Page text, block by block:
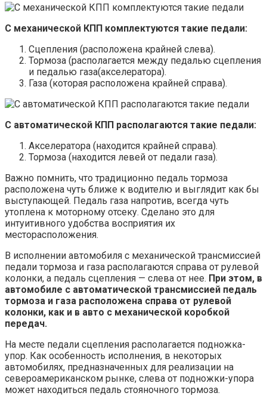
С механической КПП комплектуются такие педали:
Сцепления (расположена крайней слева).
Тормоза (располагается между педалью сцепления
и педалью газа(акселератора).
Газа (которая расположена крайней справа).
С автоматической КПП располагаются такие педали:
Акселератора (находится крайней справа).
Тормоза (находится левей от педали газа).
Важно помнить, что традиционно педаль тормоза
расположена чуть ближе к водителю и выглядит как бы
выступающей. Педаль газа напротив, всегда чуть
утоплена к моторному отсеку. Сделано это для
интуитивного удобства восприятия их
месторасположения.
В исполнении автомобиля с механической трансмиссией
педали тормоза и газа располагаются справа от рулевой
колонки, а педаль сцепления — слева от нее. При этом, в
автомобиле с автоматической трансмиссией педаль
тормоза и газа расположена справа от рулевой
колонки, как и в авто с механической коробкой
передач.
На месте педали сцепления располагается подножка-
упор. Как особенность исполнения, в некоторых
автомобилях, предназначенных для реализации на
североамериканском рынке, слева от подножки-упора
может находиться педаль стояночного тормоза.